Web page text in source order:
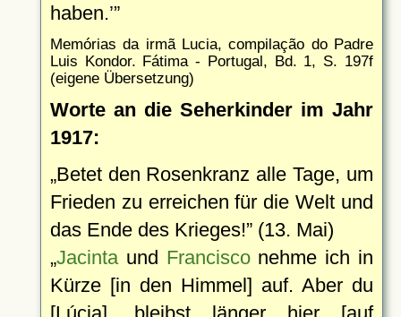
haben.
Memórias da irmã Lucia, compilação do Padre
Luis Kondor. Fátima - Portugal, Bd. 1, S. 197f
(eigene Übersetzung)
Worte an die Seherkinder im Jahr
1917:
Betet den Rosenkranz alle Tage, um
Frieden zu erreichen für die Welt und
das Ende des Krieges! (13. Mai)
Jacintaund Francisconehme ich in
Kürze [in den Himmel] auf. Aber du